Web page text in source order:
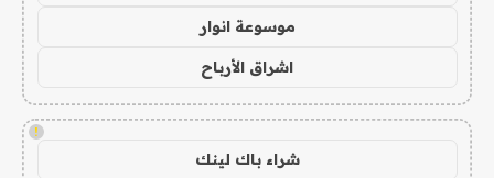
موسوعة انوار
اشراق الأرباح
!
شراء باك لينك